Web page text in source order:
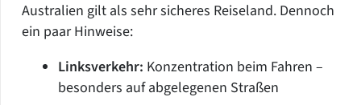
Australien gilt als sehr sicheres Reiseland. Dennoch
ein paar Hinweise:
Linksverkehr: Konzentration beim Fahren –
besonders auf abgelegenen Straßen